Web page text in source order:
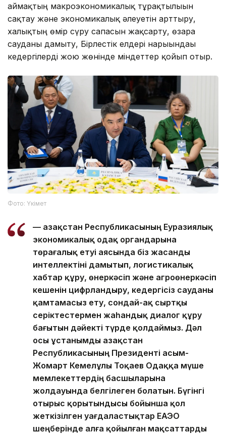
аймақтың макроэкономикалық тұрақтылығын
сақтау және экономикалық әлеуетін арттыру,
халықтың өмір сүру сапасын жақсарту, өзара
сауданы дамыту, Бірлестік елдері нарығындағы
кедергілерді жою жөнінде міндеттер қойып отыр.
Фото: Үкімет
— Қазақстан Республикасының Еуразиялық
экономикалық одақ органдарына
төрағалық етуі аясында біз жасанды
интеллектіні дамытып, логистикалық
хабтар құру, өнеркәсіп және агроөнеркәсіп
кешенін цифрландыру, кедергісіз сауданы
қамтамасыз ету, сондай-ақ сыртқы
серіктестермен жаһандық диалог құру
бағытын дәйекті түрде қолдаймыз. Дәл
осы ұстанымды Қазақстан
Республикасының Президенті Қасым-
Жомарт Кемелұлы Тоқаев Одаққа мүше
мемлекеттердің басшыларына
жолдауында белгілеген болатын. Бүгінгі
отырыс қорытындысы бойынша қол
жеткізілген уағдаластықтар ЕАЭО
шеңберінде алға қойылған мақсаттарды